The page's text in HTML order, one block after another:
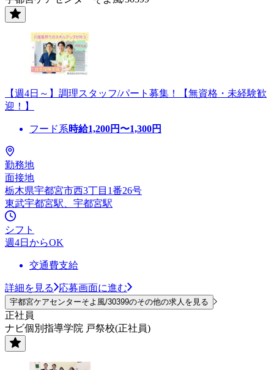
【週4日～】調理スタッフ/パート募集！【無資格・未経験歓
迎！】
フード系時給1,200円〜1,300円
勤務地
面接地
栃木県宇都宮市西3丁目1番26号
東武宇都宮駅、宇都宮駅
シフト
週4日からOK
交通費支給
詳細を見る 応募画面に進む
宇都宮ケアセンターそよ風/30399のその他の求人を見る
正社員
ナビ個別指導学院 戸祭校(正社員)